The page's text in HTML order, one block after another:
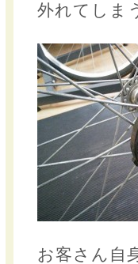
外れてしま
お客さん自